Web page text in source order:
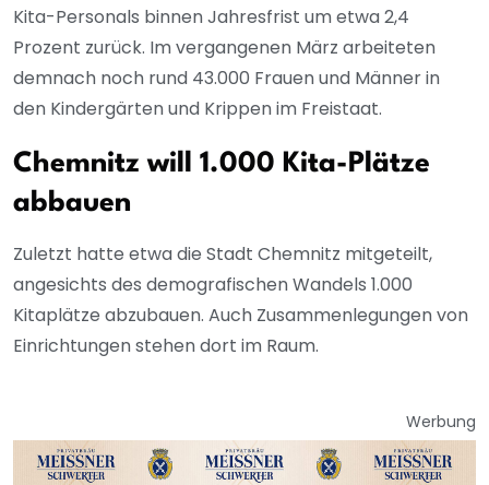
Kita-Personals binnen Jahresfrist um etwa 2,4
Prozent zurück. Im vergangenen März arbeiteten
demnach noch rund 43.000 Frauen und Männer in
den Kindergärten und Krippen im Freistaat.
Chemnitz will 1.000 Kita-Plätze
abbauen
Zuletzt hatte etwa die Stadt Chemnitz mitgeteilt,
angesichts des demografischen Wandels 1.000
Kitaplätze abzubauen. Auch Zusammenlegungen von
Einrichtungen stehen dort im Raum.
Werbung